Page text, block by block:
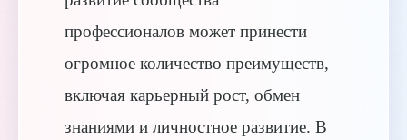
профессионалов может принести
огромное количество преимуществ,
включая карьерный рост, обмен
знаниями и личностное развитие. В